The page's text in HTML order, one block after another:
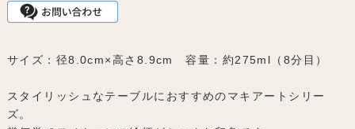
サイズ：径8.0cm×高さ8.9cm 容量：約275ml（8分目）
スタイリッシュなテーブルにおすすめのマキアートシリー
ズ。